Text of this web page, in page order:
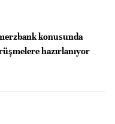
konusunda
hazırlanıyor